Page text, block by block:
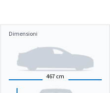
Dimensioni
467 cm